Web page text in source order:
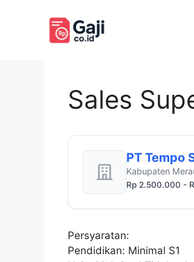
Sales
PT Tempo
Kabupaten
Rp 2.500.000 -
Persyaratan:
Pendidikan: Minimal S1